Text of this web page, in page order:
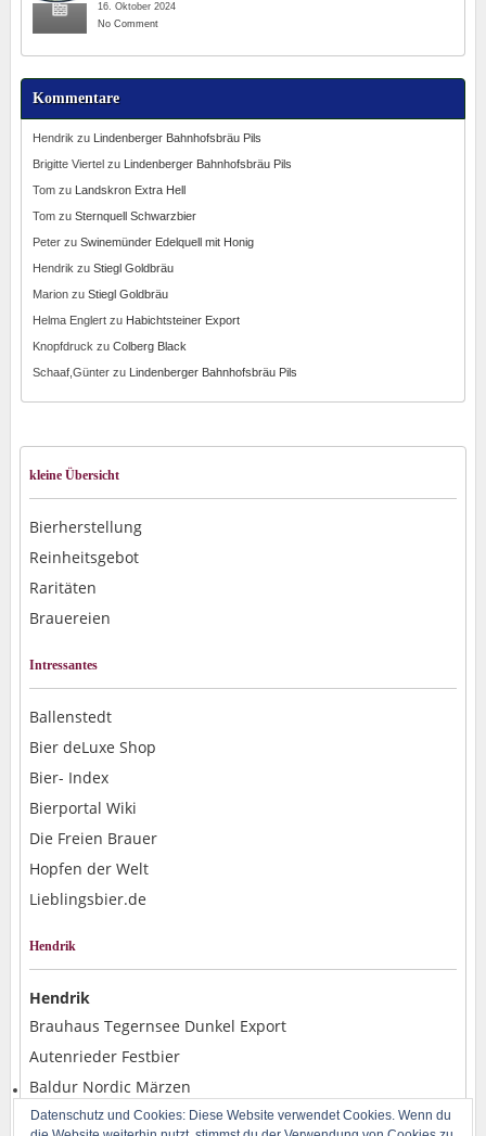
16. Oktober 2024
No Comment
Kommentare
Hendrik zu
Lindenberger Bahnhofsbräu Pils
Brigitte Viertel zu
Lindenberger Bahnhofsbräu Pils
Tomzu
Landskron Extra Hell
Tomzu Sternquell Schwarzbier
Peterzu Swinemünder Edelquell mit Honig
Hendrik zu Stiegl Goldbräu
Marionzu Stiegl Goldbräu
Helma Englertzu Habichtsteiner Export
Knopfdruck zu Colberg Black
Schaaf,Günterzu Lindenberger Bahnhofsbräu Pils
kleine Übersicht
Bierherstellung
Reinheitsgebot
Raritäten
Brauereien
Intressantes
Ballenstedt
Bier deLuxe Shop
Bier- Index
Bierportal Wiki
Die Freien Brauer
Hopfen der Welt
Lieblingsbier.de
Hendrik
Hendrik
Brauhaus Tegernsee Dunkel Export
Autenrieder Festbier
Baldur Nordic Märzen
Alpirsbacher Weizen Hefe Dunkel
Datenschutz und Cookies: Diese Website verwendet Cookies. Wenn du